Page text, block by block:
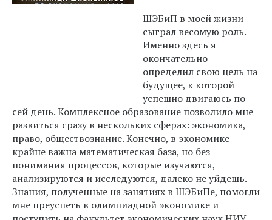
ШЭБиП в моей жизни
сыграл весомую роль.
Именно здесь я
окончательно
определил свою цель на
будущее, к которой
успешно двигаюсь по
сей день. Комплексное образование позволило мне
развиться сразу в нескольких сферах: экономика,
право, обществознание. Конечно, в экономике
крайне важна математическая база, но без
понимания процессов, которые изучаются,
анализируются и исследуются, далеко не уйдешь.
Знания, полученные на занятиях в ШЭБиПе, помогли
мне преуспеть в олимпиадной экономике и